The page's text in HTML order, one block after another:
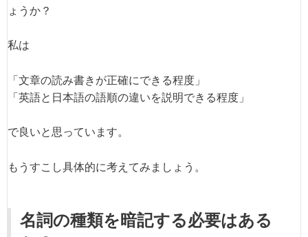
ょうか？
私は
「文章の読み書きが正確にできる程度」
「英語と日本語の語順の違いを説明できる程度」
で良いと思っています。
もうすこし具体的に考えてみましょう。
名詞の種類を暗記する必要はある